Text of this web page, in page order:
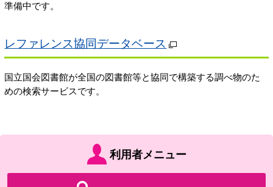
利用者メニュー
準備中です。
レファレンス協同データベース
国立国会図書館が全国の図書館等と協同で構築する調べ物のた
めの検索サービスです。